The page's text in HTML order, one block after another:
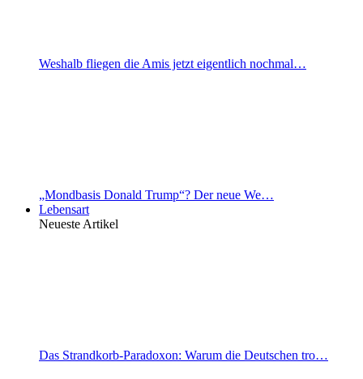
Weshalb fliegen die Amis jetzt eigentlich nochmal…
„Mondbasis Donald Trump“? Der neue We…
Lebensart
Neueste Artikel
Das Strandkorb-Paradoxon: Warum die Deutschen tro…